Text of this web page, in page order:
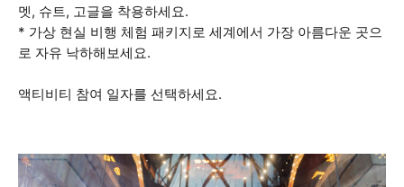
멧, 슈트, 고글을 착용하세요.
* 가상 현실 비행 체험 패키지로 세계에서 가장 아름다운 곳으
로 자유 낙하해보세요.
액티비티 참여 일자를 선택하세요.